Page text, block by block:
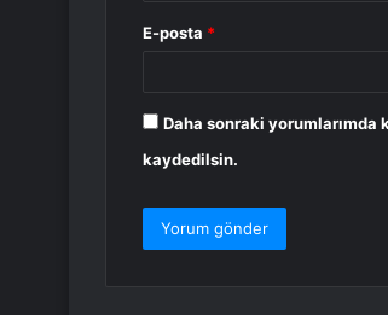
E-posta *
Daha sonraki yorumlarımda
kaydedilsin.